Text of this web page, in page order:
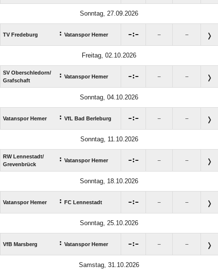
Sonntag, 27.09.2026
TV Fredeburg : Vatanspor Hemer : – –
Freitag, 02.10.2026
SV Oberschledorn/​
Grafschaft
: Vatanspor Hemer : – –
Sonntag, 04.10.2026
Vatanspor Hemer : VfL Bad Berleburg : – –
Sonntag, 11.10.2026
RW Lennestadt/​
Grevenbrück
: Vatanspor Hemer : – –
Sonntag, 18.10.2026
Vatanspor Hemer : FC Lennestadt : – –
Sonntag, 25.10.2026
VfB Marsberg : Vatanspor Hemer : – –
Samstag, 31.10.2026